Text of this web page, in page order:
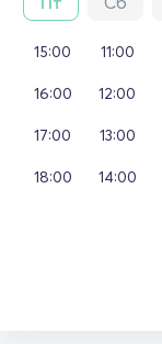
15:00
16:00
17:00
18:00
11:00
12:00
13:00
14:00